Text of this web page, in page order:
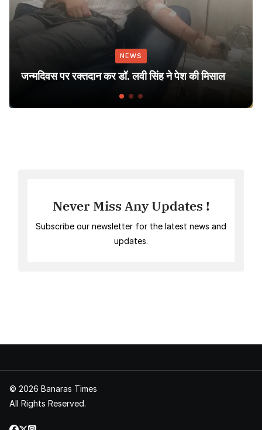
पर रक्तदान कर डॉ. लवी सिंह ने पेश की मिसाल
Never Miss Any Updates !
Subscribe our newsletter for the latest news and
updates.
© 2026 Banaras Times
All Rights Reserved.